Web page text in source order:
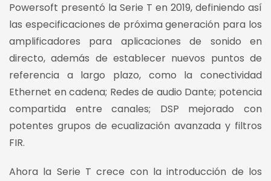
Powersoft presentó la Serie T en 2019, definiendo así
las especificaciones de próxima generación para los
amplificadores para aplicaciones de sonido en
directo, además de establecer nuevos puntos de
referencia a largo plazo, como la conectividad
Ethernet en cadena; Redes de audio Dante; potencia
compartida entre canales; DSP mejorado con
potentes grupos de ecualización avanzada y filtros
FIR.
Ahora la Serie T crece con la introducción de los